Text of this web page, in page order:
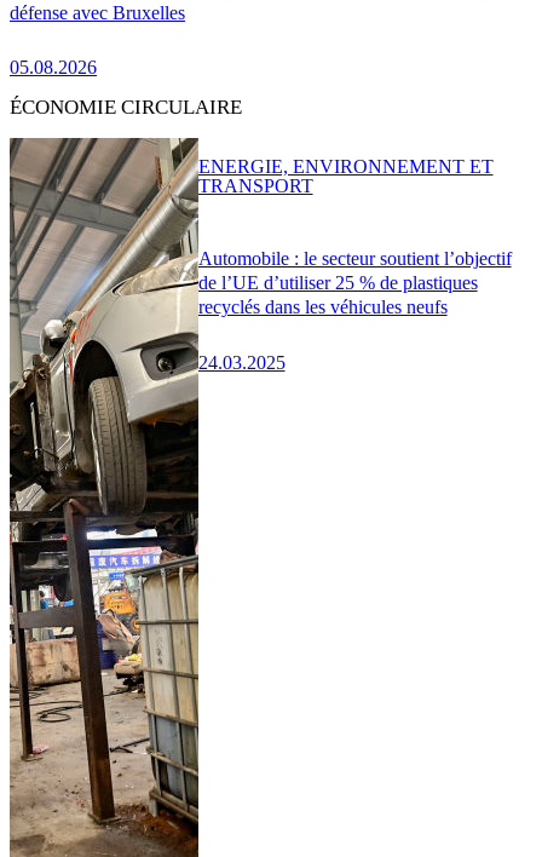
défense avec Bruxelles
05.08.2026
ÉCONOMIE CIRCULAIRE
Automobile : le secteur soutient l’objectif
de l’UE d’utiliser 25 % de plastiques
recyclés dans les véhicules neufs
24.03.2025
ENERGIE, ENVIRONNEMENT ET
TRANSPORT